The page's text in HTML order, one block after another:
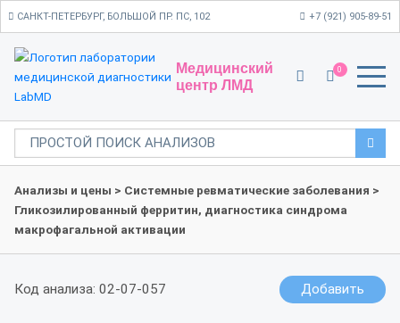
САНКТ-ПЕТЕРБУРГ, БОЛЬШОЙ ПР. ПС, 102 +7 (921) 905-89-51
Медицинский
центр ЛМД
0
Анализы и цены > Системные ревматические заболевания >
Гликозилированный ферритин, диагностика синдрома
макрофагальной активации
Код анализа: 02-07-057 Добавить